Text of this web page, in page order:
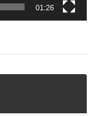
01:26